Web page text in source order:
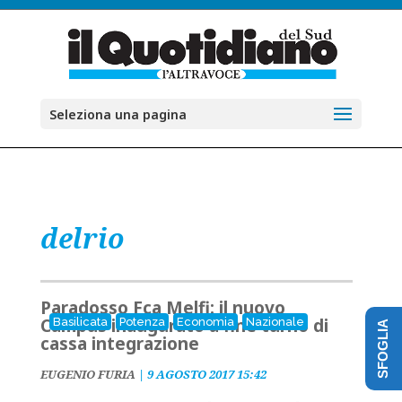
Seleziona una pagina
delrio
Basilicata Potenza Economia Nazionale
Paradosso Fca Melfi: il nuovo
Campus inaugurato a fine turno di
cassa integrazione
EUGENIO FURIA| 9 AGOSTO 2017 15:42 SFOGLIA